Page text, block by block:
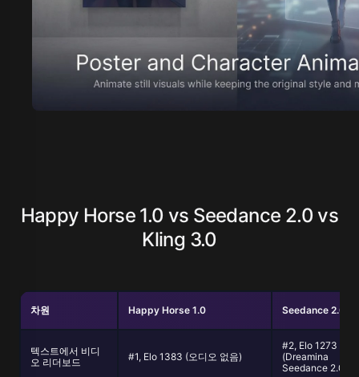
Happy Horse 1.0 vs Seedance 2.0 vs
Kling 3.0
차원 Happy Horse 1.0 Seedance 2.0
텍스트에서 비디
오 리더보드
#1, Elo 1383 (오디오 없음)
#2, Elo 1273
(Dreamina
Seedance 2.0